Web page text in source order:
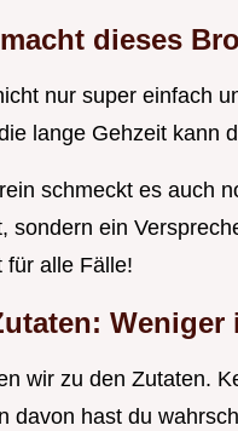
dieses
nur super einfach
lange Gehzeit kann
schmeckt es auch
sondern ein
für alle Fälle!
Weniger
wir zu den Zutaten.
davon hast du